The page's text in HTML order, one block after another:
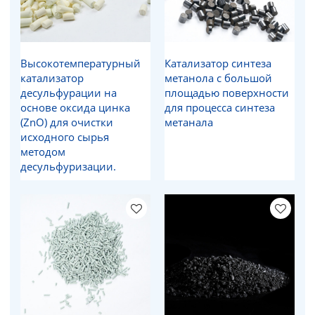
Высокотемпературный
катализатор
десульфурации на
основе оксида цинка
(ZnO) для очистки
исходного сырья
методом
десульфуризации.
Катализатор синтеза
метанола с большой
площадью поверхности
для процесса синтеза
метанала